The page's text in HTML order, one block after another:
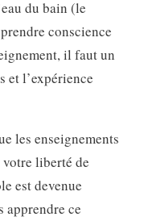
du bain (le
conscience
il faut un
et l’expérience
les enseignements
liberté de
est devenue
apprendre ce